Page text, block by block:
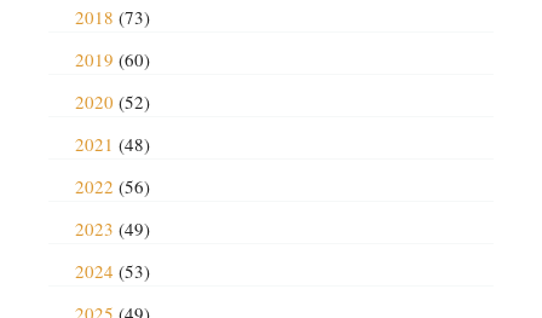
2018 (73)
2019 (60)
2020 (52)
2021 (48)
2022 (56)
2023 (49)
2024 (53)
2025 (49)